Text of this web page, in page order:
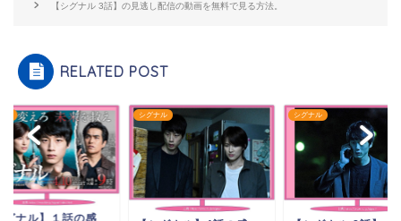
【シグナル 3話】の見逃し配信の動画を無料で見る方法。
RELATED POST
シグナル シグナル